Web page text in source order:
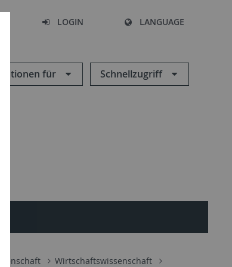
LOGIN LANGUAGE
für Schnellzugriff
Wirtschaftswissenschaft